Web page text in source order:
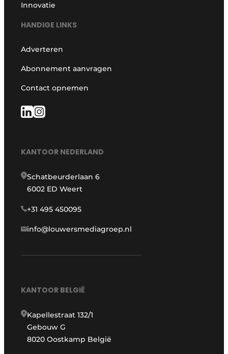
Innovatie
HANDIGE LINKS
Adverteren
Abonnement aanvragen
Contact opnemen
KANTOOR NEDERLAND
Schatbeurderlaan 6
6002 ED Weert
+31 495 450095
info@louwersmediagroep.nl
KANTOOR BELGIË
Kapellestraat 132/1
Gebouw G
8020 Oostkamp België